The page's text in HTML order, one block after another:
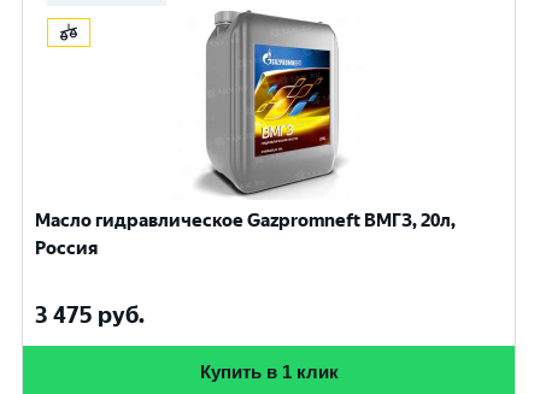
Масло гидравлическое Gazpromneft ВМГЗ, 20л,
Россия
3 475 руб.
Купить в 1 клик